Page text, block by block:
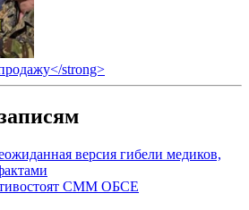
strong>
версия гибели медиков,
СММ ОБСЕ